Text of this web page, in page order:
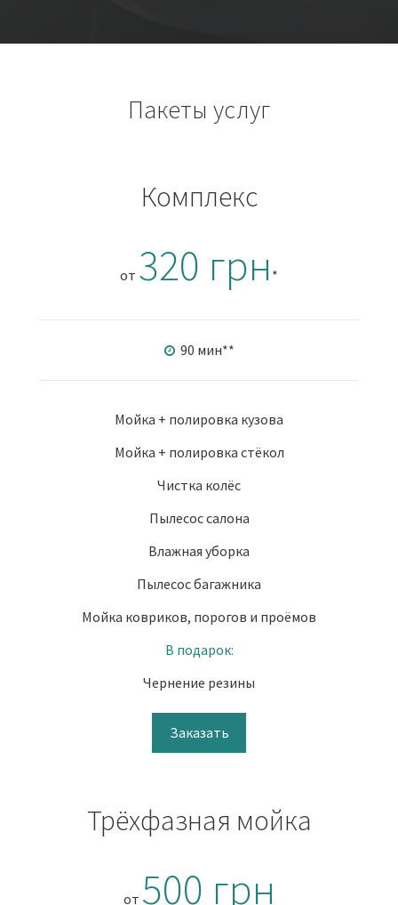
Пакеты услуг
Комплекс
от 320 грн *
90 мин**
Мойка + полировка кузова
Мойка + полировка стёкол
Чистка колёс
Пылесос салона
Влажная уборка
Пылесос багажника
Мойка ковриков, порогов и проёмов
В подарок:
Чернение резины
Заказать
Трёхфазная мойка
от 500 грн